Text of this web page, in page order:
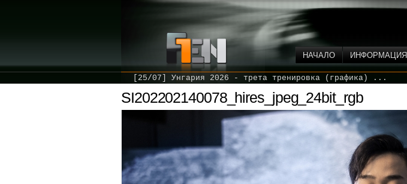
НАЧАЛО ИНФОРМАЦИЯ
[25/07] Унгария 2026 - трета тренировка (графика) ...
SI202202140078_hires_jpeg_24bit_rgb